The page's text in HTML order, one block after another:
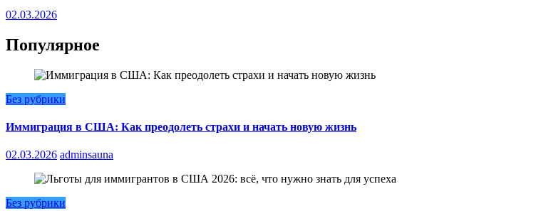
02.03.2026
Популярное
Без рубрики
Иммиграция в США: Как преодолеть страхи и начать новую жизнь
02.03.2026 adminsauna
Без рубрики